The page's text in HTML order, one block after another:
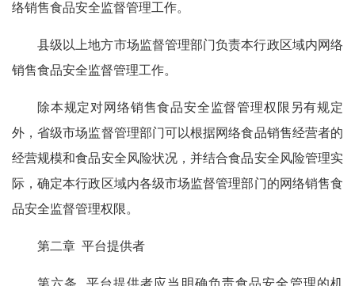
络销售食品安全监督管理工作。
县级以上地方市场监督管理部门负责本行政区域内网络
销售食品安全监督管理工作。
除本规定对网络销售食品安全监督管理权限另有规定
外，省级市场监督管理部门可以根据网络食品销售经营者的
经营规模和食品安全风险状况，并结合食品安全风险管理实
际，确定本行政区域内各级市场监督管理部门的网络销售食
品安全监督管理权限。
第二章 平台提供者
第六条 平台提供者应当明确负责食品安全管理的机